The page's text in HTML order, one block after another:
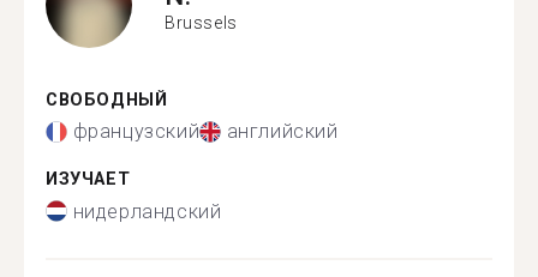
Brussels
СВОБОДНЫЙ
французский английский
ИЗУЧАЕТ
нидерландский